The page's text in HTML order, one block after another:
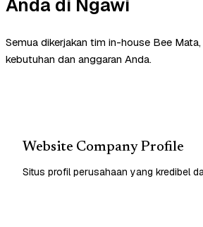
Semua dikerjakan tim in-house Bee
kebutuhan dan anggaran Anda.
Website Company Profile
Situs profil perusahaan yang kredibel